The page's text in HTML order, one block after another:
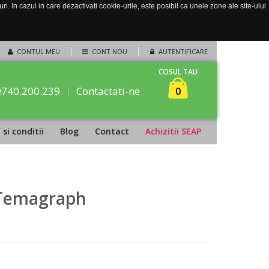
In cazul in care dezactivati cookie-urile, este posibil ca unele zone ale site-ului
CONTUL MEU CONT NOU AUTENTIFICARE
Contactati-ne
COSUL TAU
0
si conditii Blog Contact Achizitii SEAP